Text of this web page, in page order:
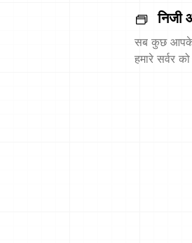
निजी
सब कुछ आपके
हमारे सर्वर